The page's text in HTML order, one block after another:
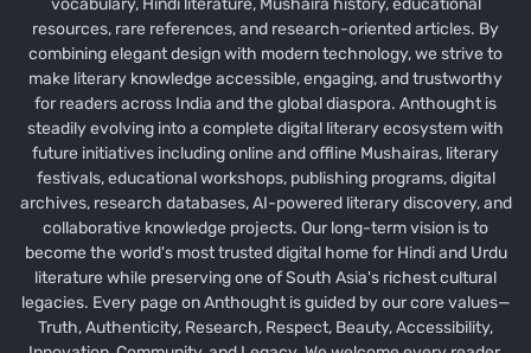
vocabulary, Hindi literature, Mushaira history, educational
resources, rare references, and research-oriented articles. By
combining elegant design with modern technology, we strive to
make literary knowledge accessible, engaging, and trustworthy
for readers across India and the global diaspora. Anthought is
steadily evolving into a complete digital literary ecosystem with
future initiatives including online and offline Mushairas, literary
festivals, educational workshops, publishing programs, digital
archives, research databases, AI-powered literary discovery, and
collaborative knowledge projects. Our long-term vision is to
become the world's most trusted digital home for Hindi and Urdu
literature while preserving one of South Asia's richest cultural
legacies. Every page on Anthought is guided by our core values—
Truth, Authenticity, Research, Respect, Beauty, Accessibility,